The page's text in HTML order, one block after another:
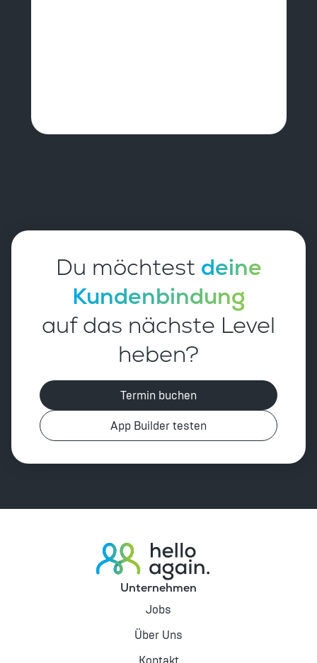
Du möchtest deine
Kundenbindung
auf das nächste Level
heben?
Termin buchen
App Builder testen
Unternehmen
Jobs
Über Uns